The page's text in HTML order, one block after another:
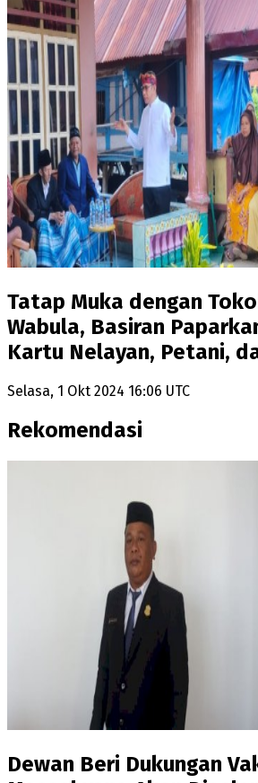
Tatap Muka dengan
Wabula, Basiran
Kartu Nelayan, Petani,
Selasa, 1 Okt 2024 16:06 UTC
Rekomendasi
Dewan Beri Dukungan